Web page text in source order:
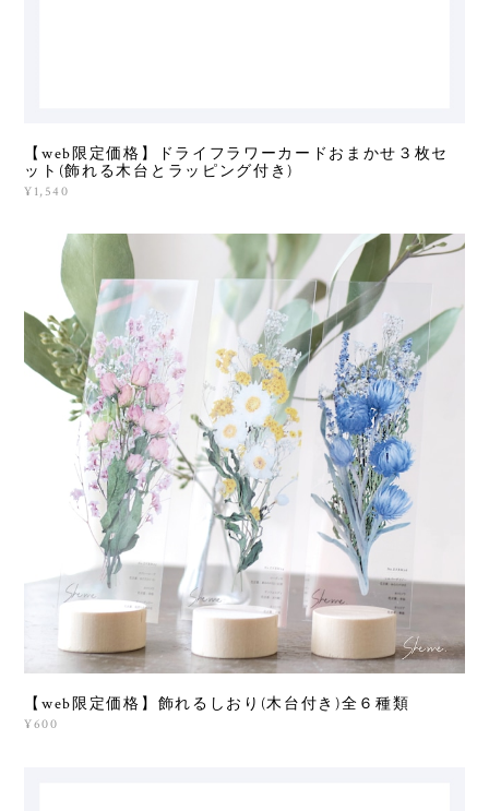
【web限定価格】ドライフラワーカードおまかせ３枚セ
ット(飾れる木台とラッピング付き)
¥1,540
【web限定価格】飾れるしおり(木台付き)全６種類
¥600